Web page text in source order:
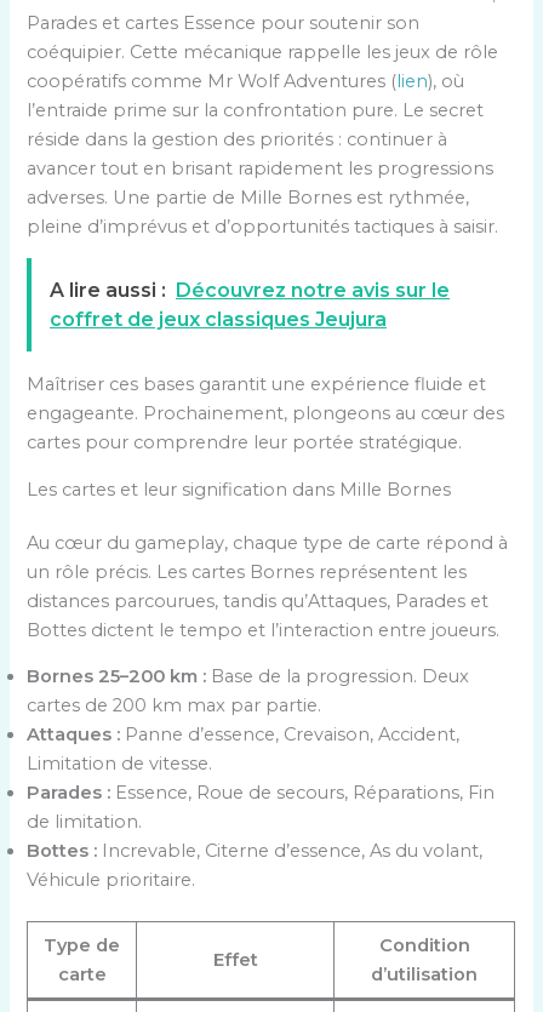
Parades et cartes Essence pour soutenir son
coéquipier. Cette mécanique rappelle les jeux de rôle
coopératifs comme Mr Wolf Adventures (lien), où
l’entraide prime sur la confrontation pure. Le secret
réside dans la gestion des priorités : continuer à
avancer tout en brisant rapidement les progressions
adverses. Une partie de Mille Bornes est rythmée,
pleine d’imprévus et d’opportunités tactiques à saisir.
A lire aussi : Découvrez notre avis sur le
coffret de jeux classiques Jeujura
Maîtriser ces bases garantit une expérience fluide et
engageante. Prochainement, plongeons au cœur des
cartes pour comprendre leur portée stratégique.
Les cartes et leur signification dans Mille Bornes
Au cœur du gameplay, chaque type de carte répond à
un rôle précis. Les cartes Bornes représentent les
distances parcourues, tandis qu’Attaques, Parades et
Bottes dictent le tempo et l’interaction entre joueurs.
Bornes 25–200 km : Base de la progression. Deux
cartes de 200 km max par partie.
Attaques : Panne d’essence, Crevaison, Accident,
Limitation de vitesse.
Parades : Essence, Roue de secours, Réparations, Fin
de limitation.
Bottes : Increvable, Citerne d’essence, As du volant,
Véhicule prioritaire.
Type de
carte
Effet
Condition
d’utilisation